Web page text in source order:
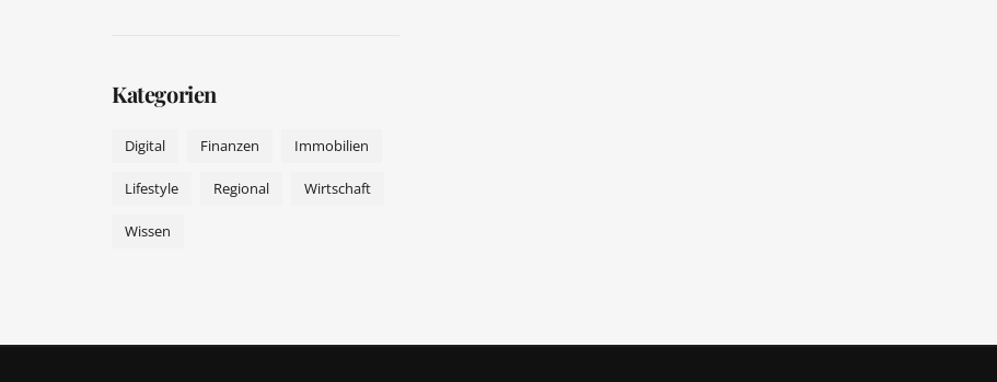
Kategorien
Digital Finanzen Immobilien
Lifestyle Regional Wirtschaft
Wissen